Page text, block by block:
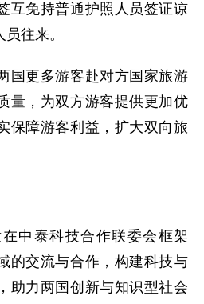
免持普通护照人员签证谅
往来。
更多游客赴对方国家旅游
量，为双方游客提供更加优
保障游客利益，扩大双向旅
泰科技合作联委会框架
的交流与合作，构建科技与
助力两国创新与知识型社会